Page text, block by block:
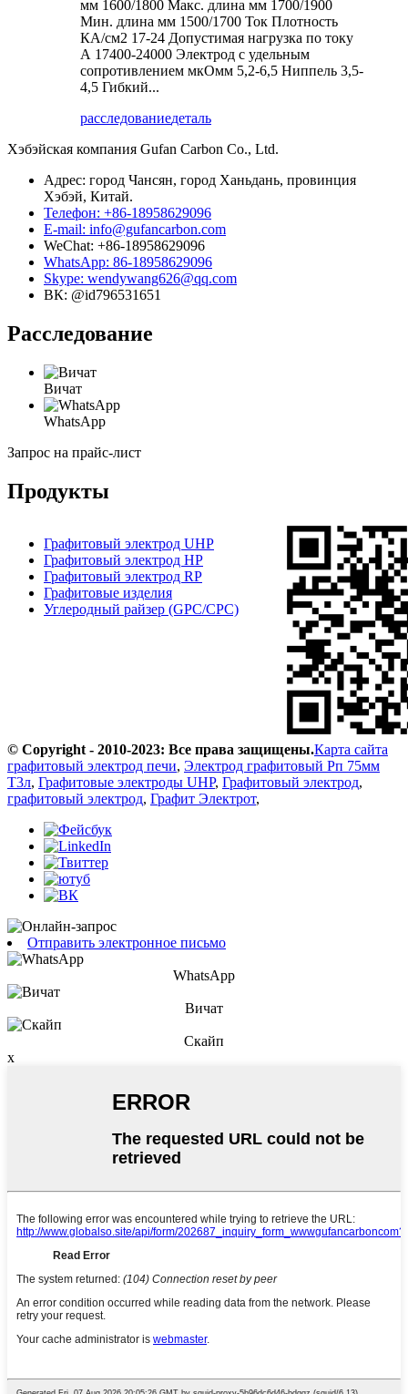
мм 1600/1800 Макс. длина мм 1700/1900
Мин. длина мм 1500/1700 Ток Плотность
КА/см2 17-24 Допустимая нагрузка по току
А 17400-24000 Электрод с удельным
сопротивлением мкОмм 5,2-6,5 Ниппель 3,5-
4,5 Гибкий...
расследованиедеталь
Хэбэйская компания Gufan Carbon Co., Ltd.
Адрес: город Чансян, город Ханьдань, провинция
Хэбэй, Китай.
Телефон: +86-18958629096
E-mail: info@gufancarbon.com
WeChat: +86-18958629096
WhatsApp: 86-18958629096
Skype: wendywang626@qq.com
ВК: @id796531651
Расследование
Вичат
WhatsApp
Запрос на прайс-лист
Продукты
Графитовый электрод UHP
Графитовый электрод HP
Графитовый электрод RP
Графитовые изделия
Углеродный райзер (GPC/CPC)
© Copyright - 2010-2023: Все права защищены.Карта сайта
графитовый электрод печи, Электрод графитовый Рп 75мм
Т3л, Графитовые электроды UHP, Графитовый электрод,
графитовый электрод, Графит Электрот,
Отправить электронное письмо
WhatsApp
Вичат
Скайп
x